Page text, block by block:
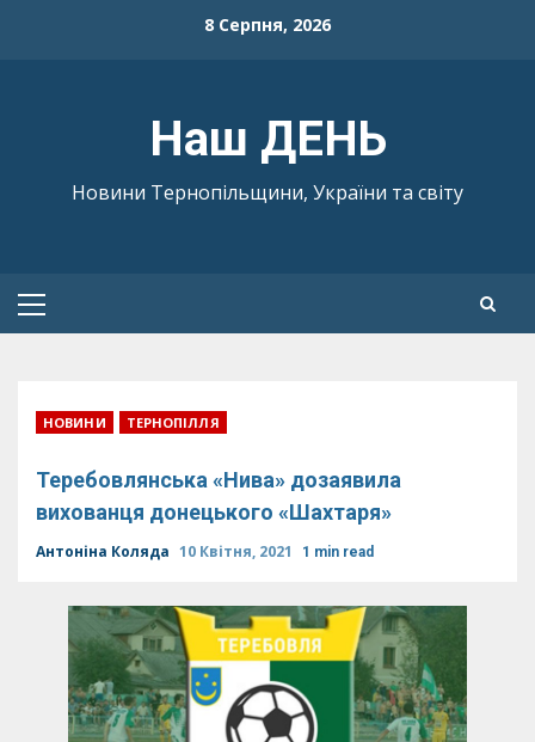
8 Серпня, 2026
Наш ДЕНЬ
Новини Тернопільщини, України та світу
Primary
НОВИНИ ТЕРНОПІЛЛЯ
Теребовлянська «Нива» дозаявила
вихованця донецького «Шахтаря»
Антоніна Коляда 10 Квітня, 2021 1 min read